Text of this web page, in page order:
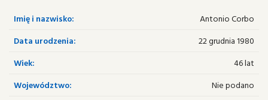
Imię i nazwisko:
Antonio Corbo
Data urodzenia:
22 grudnia 1980
Wiek:
46 lat
Województwo:
Nie podano